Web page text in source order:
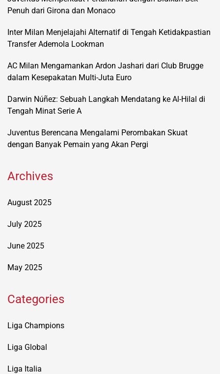
Penuh dari Girona dan Monaco
Inter Milan Menjelajahi Alternatif di Tengah Ketidakpastian
Transfer Ademola Lookman
AC Milan Mengamankan Ardon Jashari dari Club Brugge
dalam Kesepakatan Multi-Juta Euro
Darwin Núñez: Sebuah Langkah Mendatang ke Al-Hilal di
Tengah Minat Serie A
Juventus Berencana Mengalami Perombakan Skuat
dengan Banyak Pemain yang Akan Pergi
Archives
August 2025
July 2025
June 2025
May 2025
Categories
Liga Champions
Liga Global
Liga Italia